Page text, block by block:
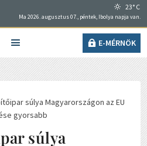
23° C
Ma 2026. augusztus 07., péntek, Ibolya napja van.
E-MÉRNÖK
súlya Magyarországon az EU
gyorsabb
súlya